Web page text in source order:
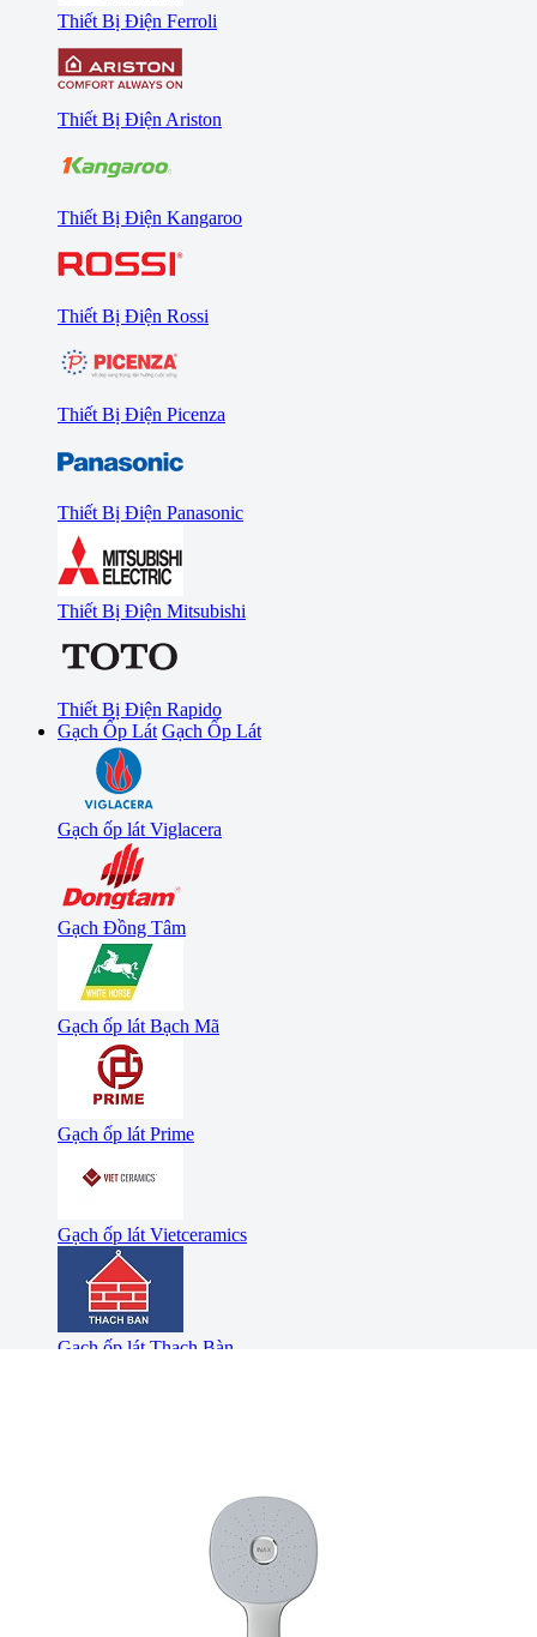
Thiết Bị Điện Ferroli
Thiết Bị Điện Ariston
Thiết Bị Điện Kangaroo
Thiết Bị Điện Rossi
Thiết Bị Điện Picenza
Thiết Bị Điện Panasonic
Thiết Bị Điện Mitsubishi
Thiết Bị Điện Rapido
Gạch Ốp Lát Gạch Ốp Lát
Gạch ốp lát Viglacera
Gạch Đồng Tâm
Gạch ốp lát Bạch Mã
Gạch ốp lát Prime
Gạch ốp lát Vietceramics
Gạch ốp lát Thạch Bàn